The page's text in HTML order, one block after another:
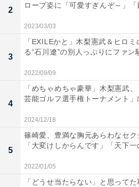
2
ローブ姿に「可愛すぎんぞ～」
2023/03/03
3
「EXILEかと」木梨憲武＆ヒロミ
る“石川遼”の別人っぷりにファン
2022/09/09
4
「めちゃめちゃ豪華」木梨憲武
芸能ゴルフ選手権トーナメント
2024/12/18
5
篠崎愛、豊満な胸元あらわなセク
「大変けしからんです」「天下
2022/01/05
「どうせ当たらない」と思って